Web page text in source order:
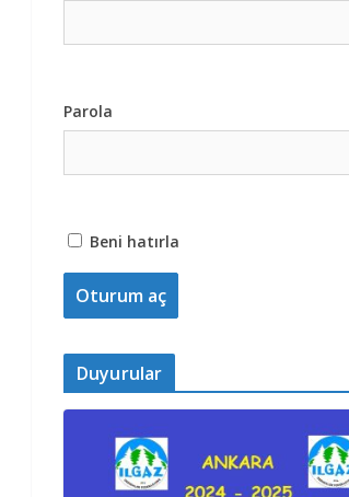
Parola
Beni hatırla
Duyurular